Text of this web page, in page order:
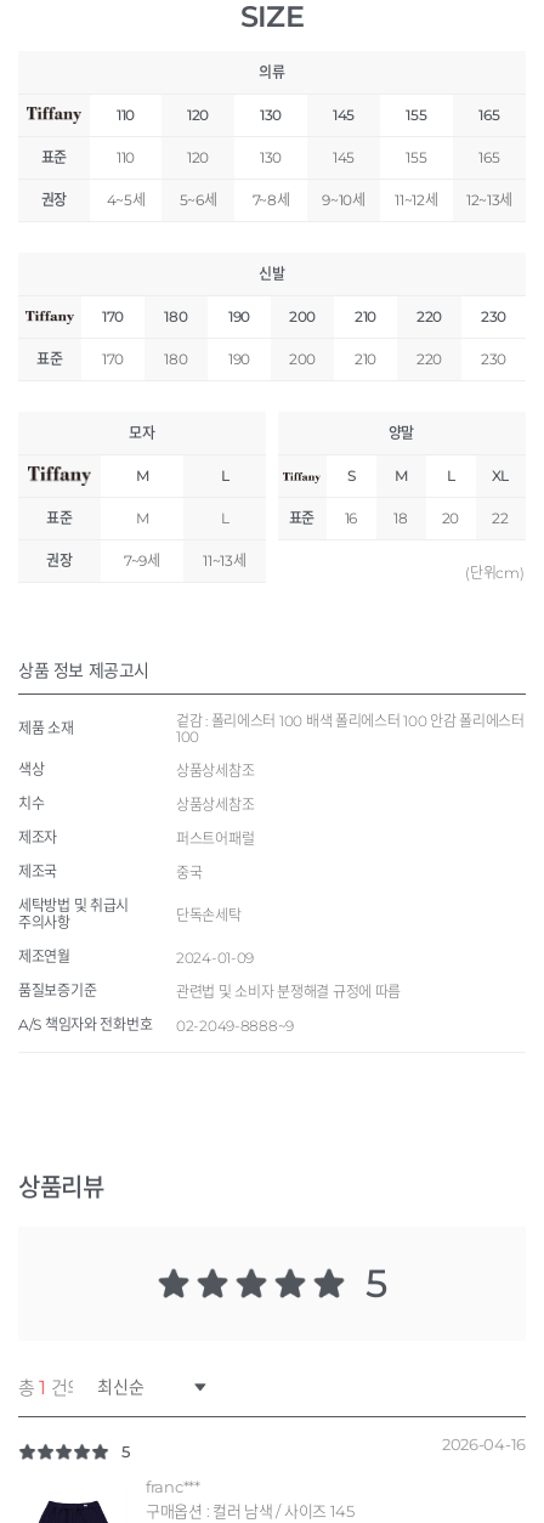
SIZE
의류
110 120 130 145 155 165
표준 110 120 130 145 155 165
권장 4~5세 5~6세 7~8세 9~10세 11~12세 12~13세
신발
170 180 190 200 210 220 230
표준 170 180 190 200 210 220 230
모자
M L
표준 M L
권장 7~9세 11~13세
양말
S M L XL
표준 16 18 20 22
(단위cm)
상품 정보 제공고시
제품 소재
겉감 : 폴리에스터 100 배색 폴리에스터 100 안감 폴리에스터
100
색상
상품상세참조
치수
상품상세참조
제조자
퍼스트어패럴
제조국
중국
세탁방법 및 취급시
주의사항
단독손세탁
제조연월
2024-01-09
품질보증기준
관련법 및 소비자 분쟁해결 규정에 따름
A/S 책임자와 전화번호
02-2049-8888~9
상품리뷰
5
총1 건의 리뷰
5
구매옵션 : 컬러 남색 / 사이즈 145
franc***
2026-04-16